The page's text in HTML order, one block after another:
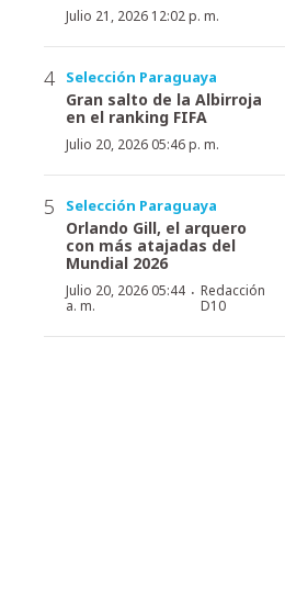
Julio 21, 2026 12:02 p. m.
Selección Paraguaya
Gran salto de la Albirroja
en el ranking FIFA
Julio 20, 2026 05:46 p. m.
Selección Paraguaya
Orlando Gill, el arquero
con más atajadas del
Mundial 2026
Julio 20, 2026 05:44
a. m.
·Redacción
D10